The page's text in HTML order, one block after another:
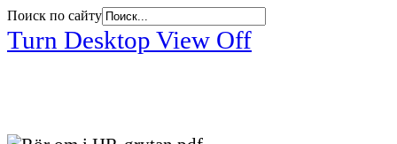
Поиск по сайту
Turn Desktop View Off